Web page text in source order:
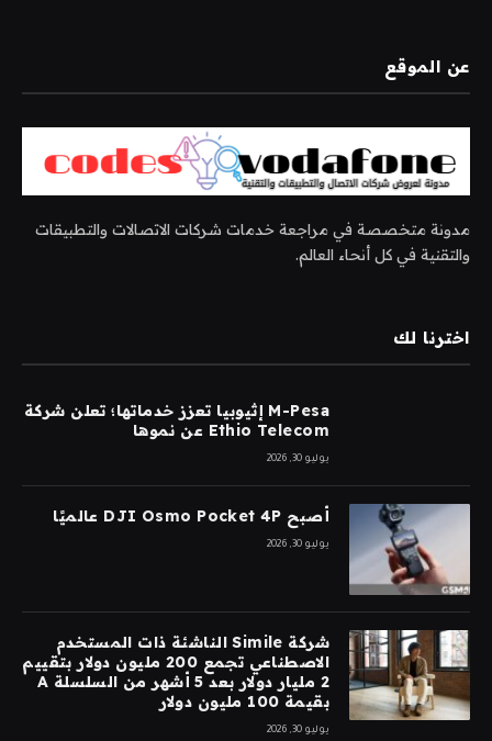
عن الموقع
مدونة متخصصة في مراجعة خدمات شركات الاتصالات والتطبيقات
والتقنية في كل أنحاء العالم.
اخترنا لك
M-Pesa إثيوبيا تعزز خدماتها؛ تعلن شركة
Ethio Telecom عن نموها
يوليو 30, 2026
أصبح DJI Osmo Pocket 4P عالميًا
يوليو 30, 2026
شركة Simile الناشئة ذات المستخدم
الاصطناعي تجمع 200 مليون دولار بتقييم
2 مليار دولار بعد 5 أشهر من السلسلة A
بقيمة 100 مليون دولار
يوليو 30, 2026